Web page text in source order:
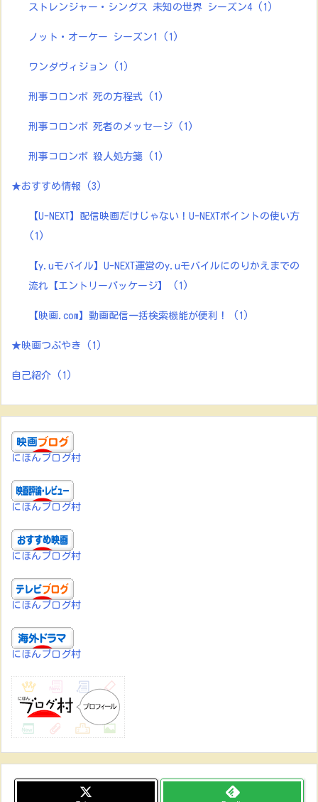
ストレンジャー・シングス 未知の世界 シーズン4 (1)
ノット・オーケー シーズン1 (1)
ワンダヴィジョン (1)
刑事コロンボ 死の方程式 (1)
刑事コロンボ 死者のメッセージ (1)
刑事コロンボ 殺人処方箋 (1)
★おすすめ情報 (3)
【U-NEXT】配信映画だけじゃない！U-NEXTポイントの使い方
(1)
【y.uモバイル】U-NEXT運営のy.uモバイルにのりかえまでの
流れ【エントリーパッケージ】
(1)
【映画.com】動画配信一括検索機能が便利！ (1)
★映画つぶやき (1)
自己紹介 (1)
にほんブログ村
にほんブログ村
にほんブログ村
にほんブログ村
にほんブログ村